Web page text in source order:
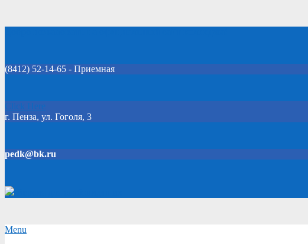
(8412) 52-14-65 - Приемная
Click Here
г. Пенза, ул. Гоголя, 3
pedk@bk.ru
Secondary
Menu